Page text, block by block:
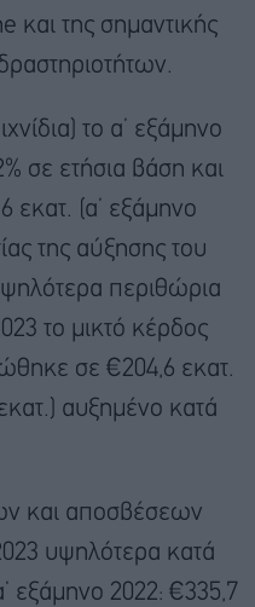
και της σημαντικής
το α’ εξάμηνο
σε ετήσια βάση και
εκατ. (α’ εξάμηνο
της αύξησης του
περιθώρια
το μικτό κέρδος
σε €204,6 εκατ.
αυξημένο κατά
και αποσβέσεων
υψηλότερα κατά
εξάμηνο 2022: €335,7